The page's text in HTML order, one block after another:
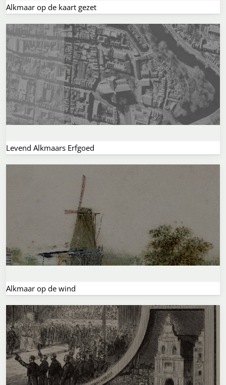
Alkmaar op de kaart gezet
Levend Alkmaars Erfgoed
Alkmaar op de wind